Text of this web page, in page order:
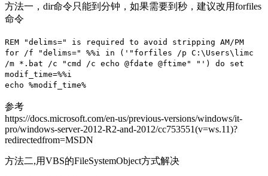
无
得
精
问
题
方法一，dir命令只能到分钟，如果需要到秒，建议改用forfiles
命令
REM "delims=" is required to avoid stripping AM/PM
for /f "delims=" %%i in ('"forfiles /p C:\Users\limc
/m *.bat /c "cmd /c echo @fdate @ftime" "') do set
modif_time=%%i
echo %modif_time%
参考
https://docs.microsoft.com/en-us/previous-versions/windows/it-
pro/windows-server-2012-R2-and-2012/cc753551(v=ws.11)?
redirectedfrom=MSDN
方法二,用VBS的FileSystemObject方式解决